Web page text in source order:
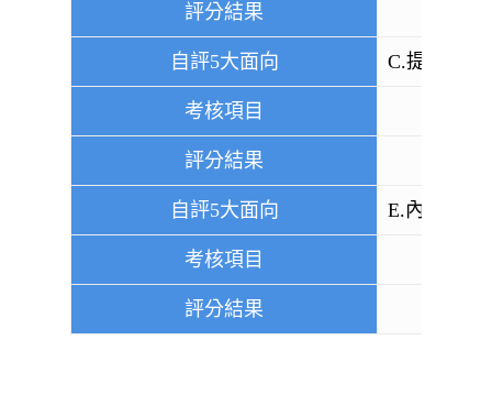
評分結果
自評5大面向 C.提升功能
考核項目
評分結果
自評5大面向 E.內部控制
考核項目
評分結果